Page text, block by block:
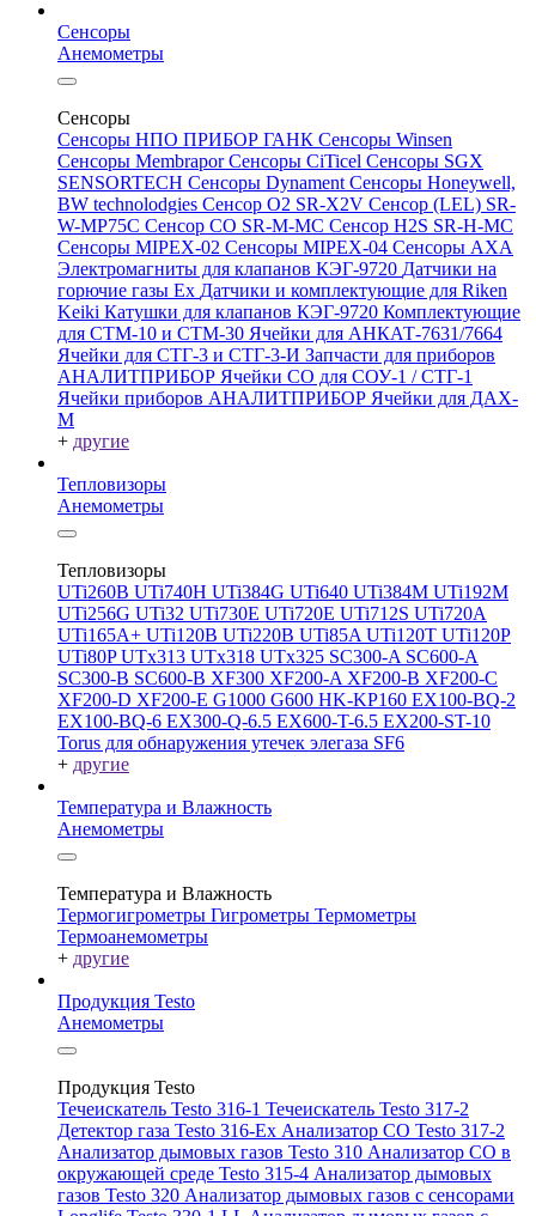
Сенсоры
Анемометры
Сенсоры
Сенсоры НПО ПРИБОР ГАНК Сенсоры Winsen
Сенсоры MembraporСенсоры CiTicel Сенсоры SGX
SENSORTECH Сенсоры Dynament Сенсоры Honeywell,
BW technolodgies Сенсор O2 SR-X2V Сенсор (LEL) SR-
W-MP75C Сенсор CO SR-M-MC Сенсор H2S SR-H-MC
Сенсоры MIPEX-02 Сенсоры MIPEX-04 Сенсоры АХА
Электромагниты для клапанов КЭГ-9720 Датчики на
горючие газы Ex Датчики и комплектующие для Riken
Keiki Катушки для клапанов КЭГ-9720 Комплектующие
для СТМ-10 и СТМ-30 Ячейки для АНКАТ-7631/7664
Ячейки для СТГ-3 и СТГ-3-И Запчасти для приборов
АНАЛИТПРИБОР Ячейки CO для СОУ-1 / СТГ-1
Ячейки приборов АНАЛИТПРИБОР Ячейки для ДАХ-
М
+ другие
Тепловизоры
Анемометры
Тепловизоры
UTi260В UTi740H UTi384G UTi640 UTi384M UTi192M
UTi256G UTi32 UTi730E UTi720E UTi712S UTi720A
UTi165A+ UTi120B UTi220B UTi85A UTi120T UTi120P
UTi80PUTx313 UTx318 UTx325 SC300-A SC600-A
SC300-B SC600-B XF300 XF200-A XF200-B XF200-C
XF200-D XF200-E G1000 G600 HK-KP160 EX100-BQ-2
EX100-BQ-6 EX300-Q-6.5 EX600-T-6.5 EX200-ST-10
Torus для обнаружения утечек элегаза SF6
+ другие
Температура и Влажность
Анемометры
Температура и Влажность
Термогигрометры Гигрометры Термометры
Термоанемометры
+ другие
Продукция Testo
Анемометры
Продукция Testo
Течеискатель Testo 316-1 Течеискатель Testo 317-2
Детектор газа Testo 316-Ex Анализатор CO Testo 317-2
Анализатор дымовых газов Testo 310 Анализатор CO в
окружающей среде Testo 315-4 Анализатор дымовых
газов Testo 320 Анализатор дымовых газов с сенсорами